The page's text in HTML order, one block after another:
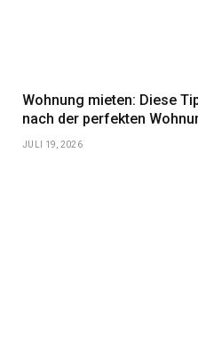
Wohnung mieten: Diese
nach der perfekten
JULI 19, 2026